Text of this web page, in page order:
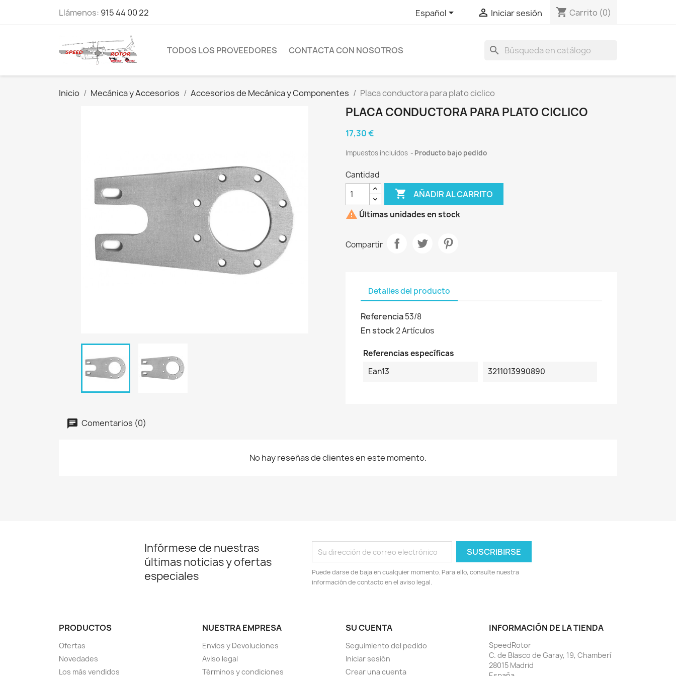
Llámenos: 915 44 00 22 Español  Iniciar sesión shopping_cart Carrito (0)
TODOS LOS PROVEEDORES CONTACTA CON NOSOTROS search
Inicio Mecánica y Accesorios Accesorios de Mecánica y Componentes Placa conductora para plato ciclico
PLACA CONDUCTORA PARA PLATO CICLICO
17,30 €
Impuestos incluidos Producto bajo pedido
Cantidad
 AÑADIR AL CARRITO
 Últimas unidades en stock
Compartir
Detalles del producto
Referencia53/8
En stock2 Artículos
Referencias específicas
Ean13
3211013990890
Comentarios (0)
No hay reseñas de clientes en este momento.
Infórmese de nuestras
últimas noticias y ofertas
especiales
Puede darse de baja en cualquier momento. Para ello, consulte nuestra
información de contacto en el aviso legal.
PRODUCTOS
Ofertas
Novedades
Los más vendidos
NUESTRA EMPRESA
Envíos y Devoluciones
Aviso legal
Términos y condiciones
SU CUENTA
Seguimiento del pedido
Iniciar sesión
Crear una cuenta
INFORMACIÓN DE LA TIENDA
SpeedRotor
C. de Blasco de Garay, 19, Chamberí
28015 Madrid